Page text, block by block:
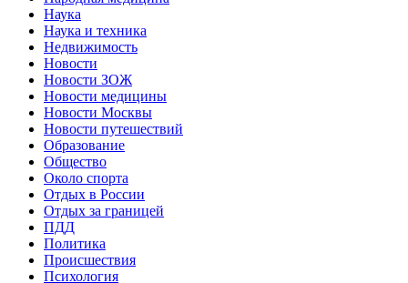
Наука
Наука и техника
Недвижимость
Новости
Новости ЗОЖ
Новости медицины
Новости Москвы
Новости путешествий
Образование
Общество
Около спорта
Отдых в России
Отдых за границей
ПДД
Политика
Происшествия
Психология